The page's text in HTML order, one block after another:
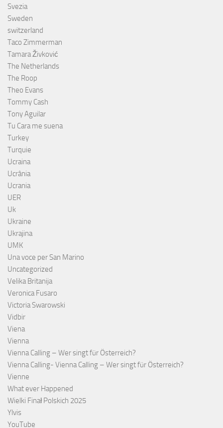
Svezia
Sweden
switzerland
Taco Zimmerman
Tamara Živković
The Netherlands
The Roop
Theo Evans
Tommy Cash
Tony Aguilar
Tu Cara me suena
Turkey
Turquie
Ucraina
Ucrânia
Ucrania
UER
Uk
Ukraine
Ukrajina
UMK
Una voce per San Marino
Uncategorized
Velika Britanija
Veronica Fusaro
Victoria Swarowski
Vidbir
Viena
Vienna
Vienna Calling – Wer singt für Österreich?
Vienna Calling- Vienna Calling – Wer singt für Österreich?
Vienne
What ever Happened
Wielki Finał Polskich 2025
Ylvis
YouTube